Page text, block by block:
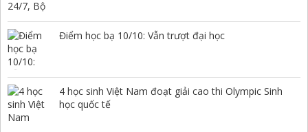
Điểm học bạ 10/10: Vẫn trượt đại học
4 học sinh Việt Nam đoạt giải cao thi Olympic Sinh
học quốc tế